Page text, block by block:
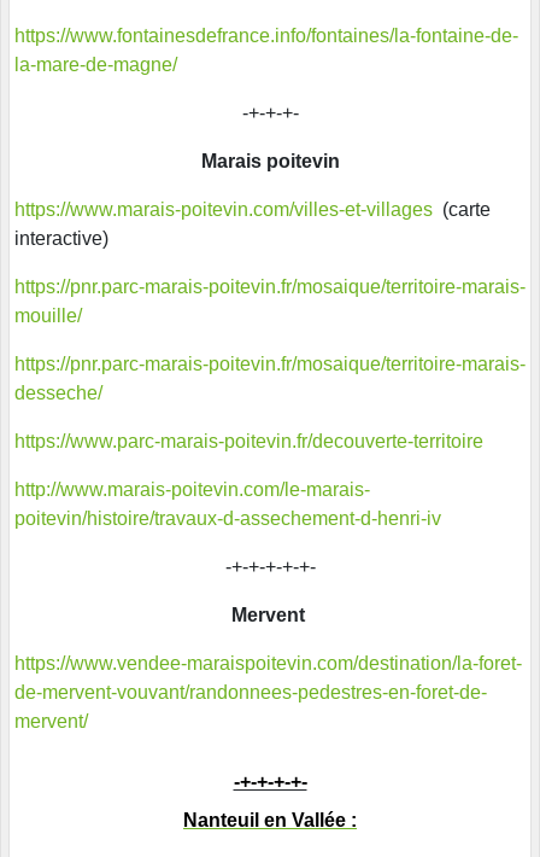
https://www.fontainesdefrance.info/fontaines/la-fontaine-de-
la-mare-de-magne/
-+-+-+-
Marais poitevin
https://www.marais-poitevin.com/villes-et-villages (carte
interactive)
https://pnr.parc-marais-poitevin.fr/mosaique/territoire-marais-
mouille/
https://pnr.parc-marais-poitevin.fr/mosaique/territoire-marais-
desseche/
https://www.parc-marais-poitevin.fr/decouverte-territoire
http://www.marais-poitevin.com/le-marais-
poitevin/histoire/travaux-d-assechement-d-henri-iv
-+-+-+-+-+-
Mervent
https://www.vendee-maraispoitevin.com/destination/la-foret-
de-mervent-vouvant/randonnees-pedestres-en-foret-de-
mervent/
-+-+-+-+-
Nanteuil en Vallée :